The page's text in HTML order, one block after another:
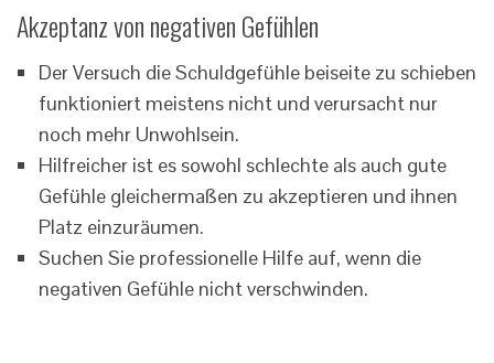
Akzeptanz von negativen Gefühlen
Der Versuch die Schuldgefühle beiseite zu schieben
funktioniert meistens nicht und verursacht nur
noch mehr Unwohlsein.
Hilfreicher ist es sowohl schlechte als auch gute
Gefühle gleichermaßen zu akzeptieren und ihnen
Platz einzuräumen.
Suchen Sie professionelle Hilfe auf, wenn die
negativen Gefühle nicht verschwinden.